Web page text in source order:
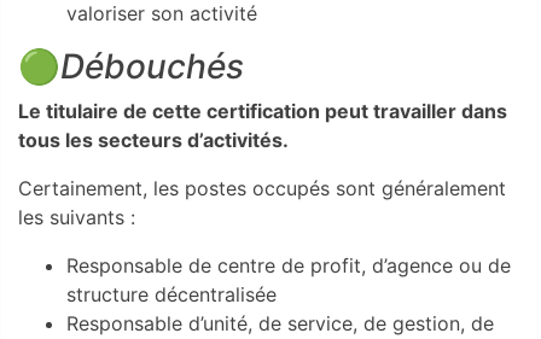
valoriser son activité
🟢Débouchés
Le titulaire de cette certification peut travailler dans
tous les secteurs d’activités.
Certainement, les postes occupés sont généralement
les suivants :
Responsable de centre de profit, d’agence ou de
structure décentralisée
Responsable d’unité, de service, de gestion, de